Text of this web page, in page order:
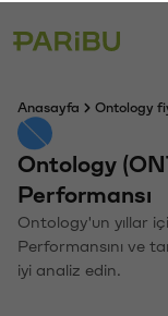
Anasayfa Ontology
Ontology
Performansı
Ontology'un yıllar
Performansını ve
iyi analiz edin.